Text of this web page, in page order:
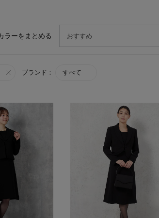
ラーをまとめる
ブランド： すべて